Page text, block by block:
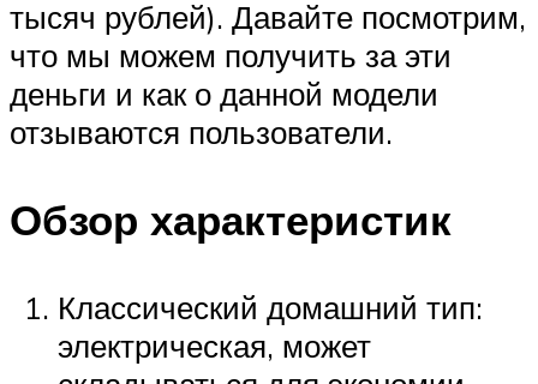
тысяч рублей). Давайте посмотрим,
что мы можем получить за эти
деньги и как о данной модели
отзываются пользователи.
Обзор характеристик
Классический домашний тип:
электрическая, может